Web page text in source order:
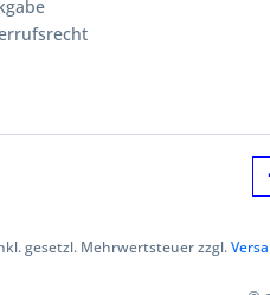
gesetzl. Mehrwertsteuer zzgl.